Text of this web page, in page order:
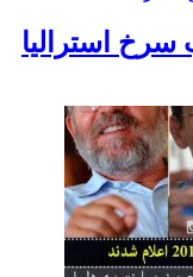
سرخ استرالیا